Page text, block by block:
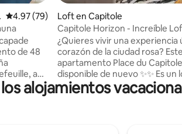
Calificación promedio: 4.97 de 5; 79
4.97 (79)
de 48
a
en 🚗
y
Loft en Capitole
Capitole Horizon - Increíble
¿Quieres vivir una experiencia
corazón de la ciudad rosa? Este hermoso
apartamento Place du
disponible de nuevo ✨✨ Es un loft entero
de 75 m2 que le dará la
todas las comodidades
alojamientos